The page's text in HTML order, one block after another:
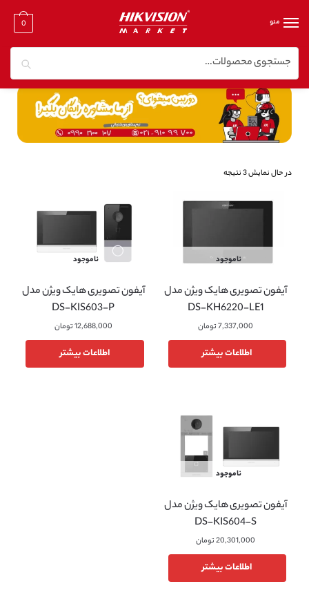
منو 0
خانه / آیفون تصویری
در حال نمایش 3 نتیجه
ناموجود
آیفون تصویری هایک ویژن مدل
DS-KH6220-LE1
7,337,000تومان
اطلاعات بیشتر
ناموجود
آیفون تصویری هایک ویژن مدل
DS-KIS603-P
12,688,000تومان
اطلاعات بیشتر
ناموجود
آیفون تصویری هایک ویژن مدل
DS-KIS604-S
20,301,000تومان
اطلاعات بیشتر